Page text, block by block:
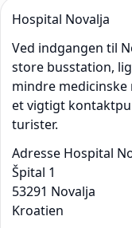
Hospital Novalja
Ved indgangen til
store busstation,
mindre
et vigtigt
turister.
Adresse Hospital
Špital 1
53291 Novalja
Kroatien